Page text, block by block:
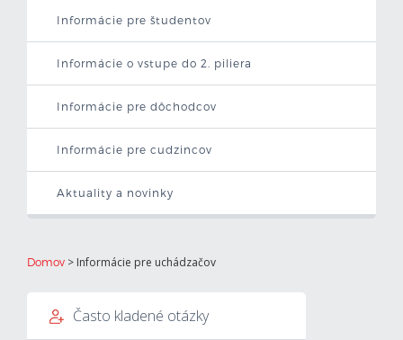
Kontakt
Informácie pre študentov
Informácie o vstupe do 2. piliera
Informácie pre dôchodcov
Informácie pre cudzincov
Aktuality a novinky
Domov > Informácie pre uchádzačov
Často kladené otázky